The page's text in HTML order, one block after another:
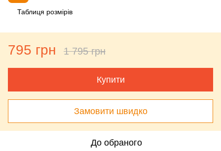
Таблиця розмірів
795 грн 1 795 грн
Купити
Замовити швидко
До обраного